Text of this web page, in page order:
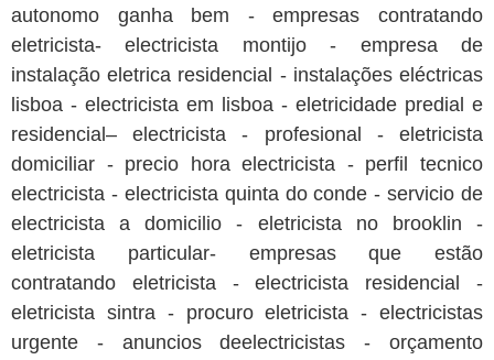
autonomo ganha bem - empresas contratando
eletricista- electricista montijo - empresa de
instalação eletrica residencial - instalações eléctricas
lisboa - electricista em lisboa - eletricidade predial e
residencial– electricista - profesional - eletricista
domiciliar - precio hora electricista - perfil tecnico
electricista - electricista quinta do conde - servicio de
electricista a domicilio - eletricista no brooklin -
eletricista particular- empresas que estão
contratando eletricista - electricista residencial -
eletricista sintra - procuro eletricista - electricistas
urgente - anuncios deelectricistas - orçamento